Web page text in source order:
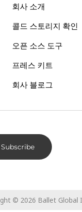
회사 소개
콜드 스토리지 확인
오픈 소스 도구
프레스 키트
회사 블로그
Subscribe
© 2026 Ballet Global